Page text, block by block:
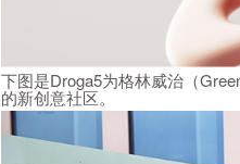
下图是Droga5为格林威治（
的新创意社区。